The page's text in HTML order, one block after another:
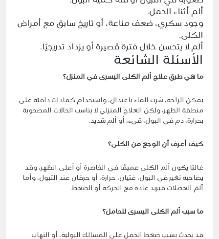
ألم أثناء الحمل.
وجود سكري، ضعف مناعة، أو تاريخ سابق مع أمراض
الكلى.
ألم لا يتحسن خلال فترة قصيرة أو يزداد تدريجيًا.
الأسئلة الشائعة
ما هي طرق علاج ألم الكلى اليسرى في المنزل؟
يمكن الراحة، شرب الماء باعتدال، واستخدام كمادات دافئة على
منطقة الظهر، ولكن العلاج المنزلي لا يناسب الحالات المصحوبة
بحرارة، دم في البول، قيء، أو ألم شديد.
كيف أعرف أن الوجع من الكلى؟
غالبًا يكون ألم الكلى عميقًا في الخاصرة أو أعلى الظهر، وقد
يصاحبه تغير في البول، غثيان، حرارة، أو حرقان عند التبول، وأما
ألم العضلات فيزيد عادة مع الحركة أو الضغط.
ما سبب ألم الكلى اليسرى للحامل؟
قد يحدث بسبب ضغط الحمل على المسالك البولية، أو التهاب